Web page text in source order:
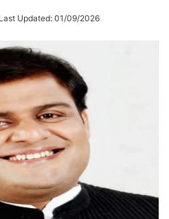
Last Updated: 01/09/2026